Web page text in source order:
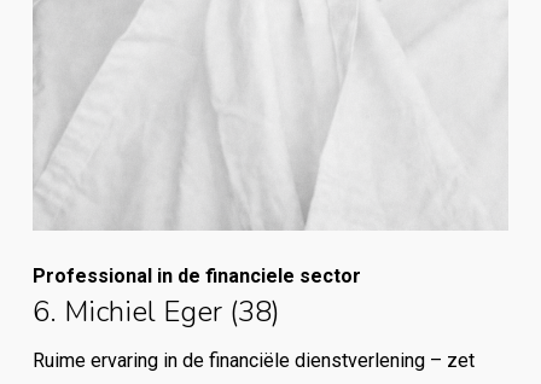
Professional in de financiele sector
6. Michiel Eger (38)
Ruime ervaring in de financiële dienstverlening – zet